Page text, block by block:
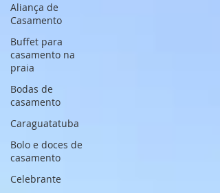
Aliança de
Casamento
Buffet para
casamento na
praia
Bodas de
casamento
Caraguatatuba
Bolo e doces de
casamento
Celebrante